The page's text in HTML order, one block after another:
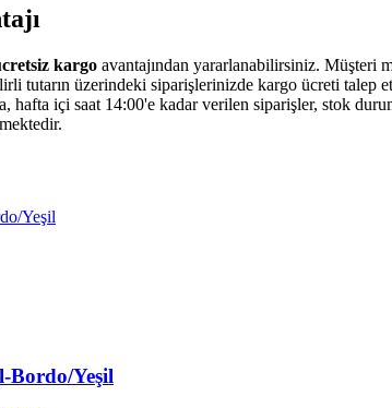
kargo avantajından yararlanabilirsiniz. Müşteri
tutarın üzerindeki siparişlerinizde kargo ücreti talep
hafta içi saat 14:00'e kadar verilen siparişler, stok
Bordo/Yeşil